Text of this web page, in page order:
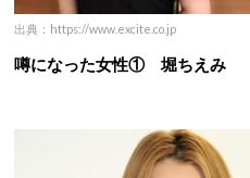
出典：https://www.excite.co.jp
噂になった女性① 堀ちえみ